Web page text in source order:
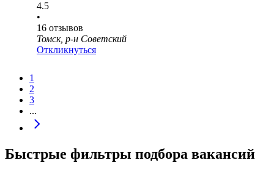
4.5
•
16 отзывов
Томск, р-н Советский
Откликнуться
1
2
3
...
Быстрые фильтры подбора вакансий